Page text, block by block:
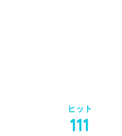
ヒット
111